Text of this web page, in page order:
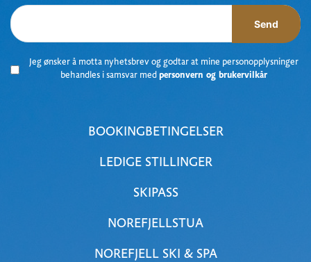
Jeg ønsker å motta nyhetsbrev og godtar at mine personopplysninger
behandles i samsvar med personvern og brukervilkår
Send
BOOKINGBETINGELSER
LEDIGE STILLINGER
SKIPASS
NOREFJELLSTUA
NOREFJELL SKI & SPA